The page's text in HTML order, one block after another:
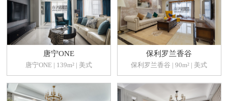
唐宁ONE
唐宁ONE | 139m² | 美式
保利罗兰香谷
保利罗兰香谷 | 90m² | 美式